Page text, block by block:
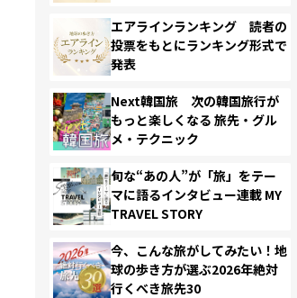
エアラインランキング 読者の
投票をもとにランキング形式で
発表
Next韓国旅 次の韓国旅行が
もっと楽しくなる 旅先・グル
メ・テクニック
旬な“あの人”が「旅」をテー
マに語るインタビュー連載 MY
TRAVEL STORY
今、こんな旅がしてみたい！地
球の歩き方が選ぶ2026年絶対
行くべき旅先30